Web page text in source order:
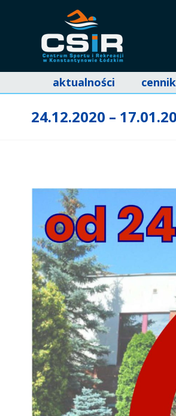
aktualności cennik
24.12.2020 –